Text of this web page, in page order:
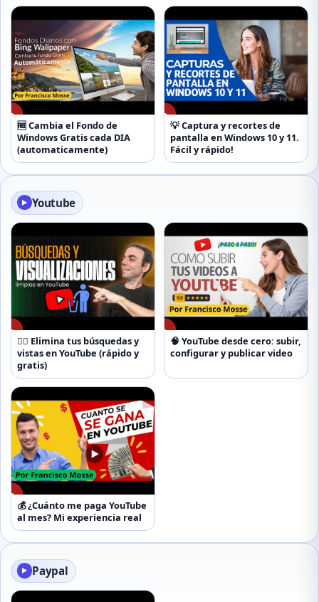
▶
🆓 Cambia el Fondo de
Windows Gratis cada DIA
(automaticamente)
▶
💡 Captura y recortes de
pantalla en Windows 10 y 11.
Fácil y rápido!
▶ Youtube
▶
🕵️‍♂️ Elimina tus búsquedas y
vistas en YouTube (rápido y
gratis)
▶
🧠 YouTube desde cero: subir,
configurar y publicar video
▶
💰 ¿Cuánto me paga YouTube
al mes? Mi experiencia real
▶ Paypal